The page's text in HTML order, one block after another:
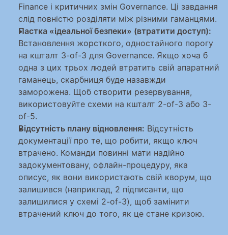
Finance і критичних змін Governance. Ці завдання
слід повністю розділяти між різними гаманцями.
Пастка «ідеальної безпеки» (втратити доступ):
Встановлення жорсткого, одностайного порогу
на кшталт 3-of-3 для Governance. Якщо хоча б
одна з цих трьох людей втратить свій апаратний
гаманець, скарбниця буде назавжди
заморожена. Щоб створити резервування,
використовуйте схеми на кшталт 2-of-3 або 3-
of-5.
Відсутність плану відновлення: Відсутність
документації про те, що робити, якщо ключ
втрачено. Команди повинні мати надійно
задокументовану, офлайн-процедуру, яка
описує, як вони використають свій кворум, що
залишився (наприклад, 2 підписанти, що
залишилися у схемі 2-of-3), щоб замінити
втрачений ключ до того, як це стане кризою.